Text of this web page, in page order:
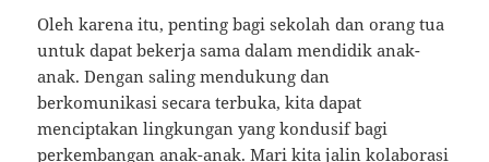
Oleh karena itu, penting bagi sekolah dan orang tua
untuk dapat bekerja sama dalam mendidik anak-
anak. Dengan saling mendukung dan
berkomunikasi secara terbuka, kita dapat
menciptakan lingkungan yang kondusif bagi
perkembangan anak-anak. Mari kita jalin kolaborasi